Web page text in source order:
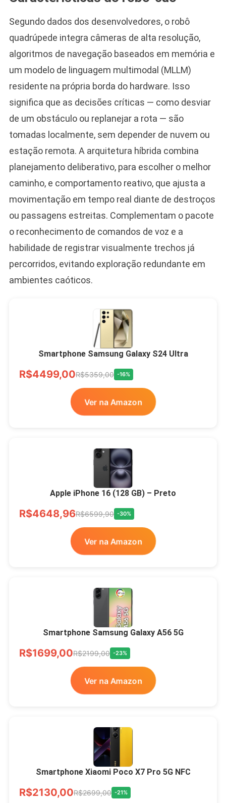
Segundo dados dos desenvolvedores, o robô
quadrúpede integra câmeras de alta resolução,
algoritmos de navegação baseados em memória e
um modelo de linguagem multimodal (MLLM)
residente na própria borda do hardware. Isso
significa que as decisões críticas — como desviar
de um obstáculo ou replanejar a rota — são
tomadas localmente, sem depender de nuvem ou
estação remota. A arquitetura híbrida combina
planejamento deliberativo, para escolher o melhor
caminho, e comportamento reativo, que ajusta a
movimentação em tempo real diante de destroços
ou passagens estreitas. Complementam o pacote
o reconhecimento de comandos de voz e a
habilidade de registrar visualmente trechos já
percorridos, evitando exploração redundante em
ambientes caóticos.
Smartphone Samsung Galaxy S24 Ultra
R$4499,00R$5359,00 -16%
Ver na Amazon
Apple iPhone 16 (128 GB) – Preto
R$4648,96R$6599,90 -30%
Ver na Amazon
Smartphone Samsung Galaxy A56 5G
R$1699,00R$2199,00 -23%
Ver na Amazon
Smartphone Xiaomi Poco X7 Pro 5G NFC
R$2130,00R$2699,00 -21%